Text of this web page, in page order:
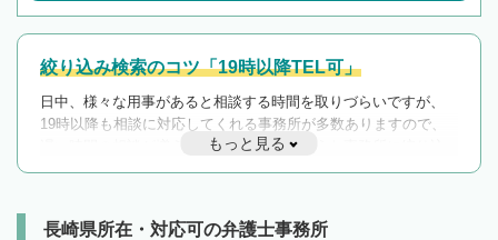
絞り込み検索のコツ「19時以降TEL可」
日中、様々な用事があると相談する時間を取りづらいですが、
19時以降も相談に対応してくれる事務所が多数ありますので、
遅い時間の相談が増えそうな場合はそのような事務所に絞り込
んで検索してみましょう。
を加えて再検索
もっと見る
長崎県所在・対応可の弁護士事務所